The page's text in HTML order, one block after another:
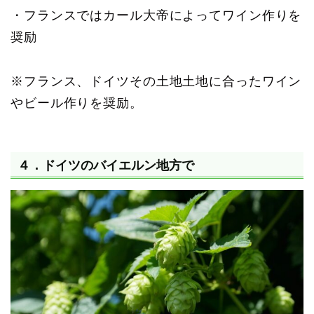
・フランスではカール大帝によってワイン作りを
奨励
※フランス、ドイツその土地土地に合ったワイン
やビール作りを奨励。
４．ドイツのバイエルン地方で